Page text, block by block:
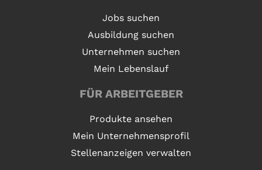
Jobs suchen
Ausbildung suchen
Unternehmen suchen
Mein Lebenslauf
FÜR ARBEITGEBER
Produkte ansehen
Mein Unternehmensprofil
Stellenanzeigen verwalten